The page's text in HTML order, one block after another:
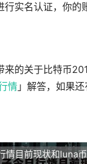
行实名认证，你的
来的关于比特币
情 」解答，如果
情目前现状和luna